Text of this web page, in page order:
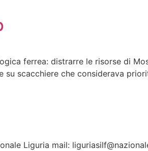
ferrea: distrarre le risorse di
scacchiere che considerava
Liguria mail: